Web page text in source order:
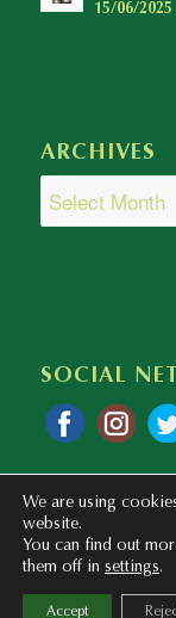
15/06/
ARCHIVES
SOCIAL
Copyright © 2020 -
We are using
website.
You can find out
them off in settings.
Accept